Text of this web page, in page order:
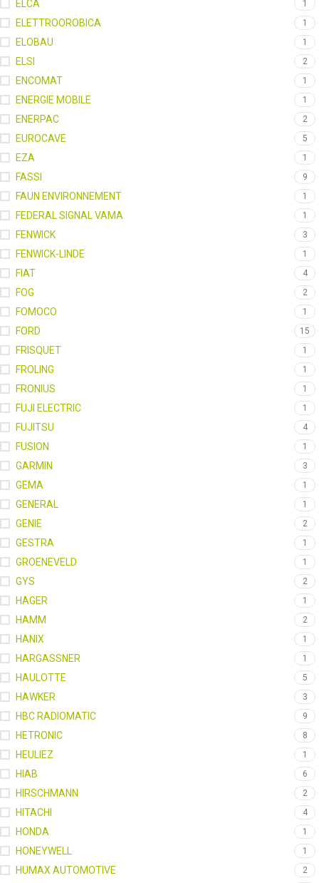
ELCA 1
ELETTROOROBICA 1
ELOBAU 1
ELSI 2
ENCOMAT 1
ENERGIE MOBILE 1
ENERPAC 2
EUROCAVE 5
EZA 1
FASSI 9
FAUN ENVIRONNEMENT 1
FEDERAL SIGNAL VAMA 1
FENWICK 3
FENWICK-LINDE 1
FIAT 4
FOG 2
FOMOCO 1
FORD 15
FRISQUET 1
FROLING 1
FRONIUS 1
FUJI ELECTRIC 1
FUJITSU 4
FUSION 1
GARMIN 3
GEMA 1
GENERAL 1
GENIE 2
GESTRA 1
GROENEVELD 1
GYS 2
HAGER 1
HAMM 2
HANIX 1
HARGASSNER 1
HAULOTTE 5
HAWKER 3
HBC RADIOMATIC 9
HETRONIC 8
HEULIEZ 1
HIAB 6
HIRSCHMANN 2
HITACHI 4
HONDA 1
HONEYWELL 1
HUMAX AUTOMOTIVE 2